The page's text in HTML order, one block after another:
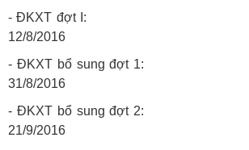
- ĐKXT đợt I:
12/8/2016
- ĐKXT bổ sung đợt
31/8/2016
- ĐKXT bổ sung đợt
21/9/2016